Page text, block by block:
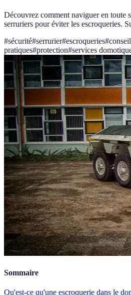
Découvrez comment naviguer en toute
serruriers pour éviter les escroqueries.
#sécurité#serrurier#escroqueries#
pratiques#protection#services
Sommaire
Qu'est-ce qu'une escroquerie dans le